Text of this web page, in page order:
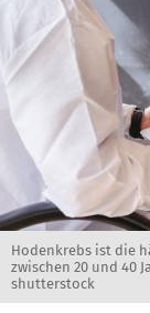
Hodenkrebs ist die
zwischen 20 und 40
shutterstock